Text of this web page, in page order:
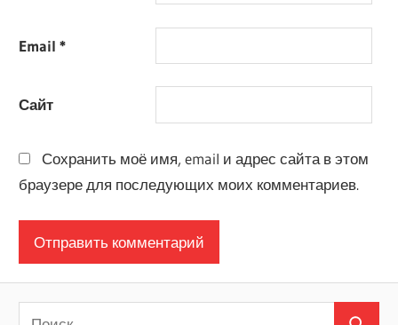
Email*
Сайт
Сохранить моё имя, email и адрес сайта в этом
браузере для последующих моих комментариев.
Поиск